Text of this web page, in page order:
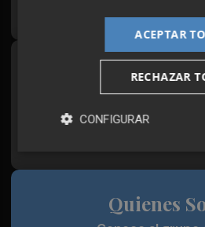
Síguenos en
Plaza Podcast, desde
Quienes
ACEPTAR
RECHAZAR
CONFIGURAR